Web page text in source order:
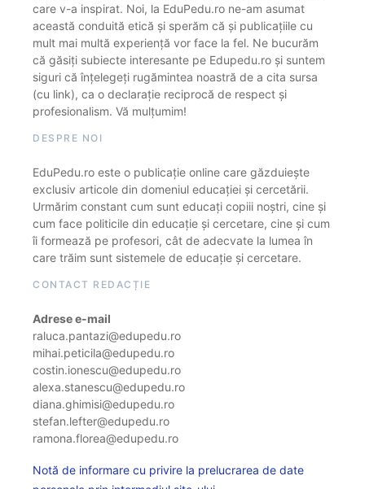
care v-a inspirat. Noi, la EduPedu.ro ne-am asumat
această conduită etică și sperăm că și publicațiile cu
mult mai multă experiență vor face la fel. Ne bucurăm
că găsiți subiecte interesante pe Edupedu.ro și suntem
siguri că înțelegeți rugămintea noastră de a cita sursa
(cu link), ca o declarație reciprocă de respect și
profesionalism. Vă mulțumim!
DESPRE NOI
EduPedu.ro este o publicație online care găzduiește
exclusiv articole din domeniul educației și cercetării.
Urmărim constant cum sunt educați copiii noștri, cine și
cum face politicile din educație și cercetare, cine și cum
îi formează pe profesori, cât de adecvate la lumea în
care trăim sunt sistemele de educație și cercetare.
CONTACT REDACȚIE
Adrese e-mail
raluca.pantazi@edupedu.ro
mihai.peticila@edupedu.ro
costin.ionescu@edupedu.ro
alexa.stanescu@edupedu.ro
diana.ghimisi@edupedu.ro
stefan.lefter@edupedu.ro
ramona.florea@edupedu.ro
Notă de informare cu privire la prelucrarea de date